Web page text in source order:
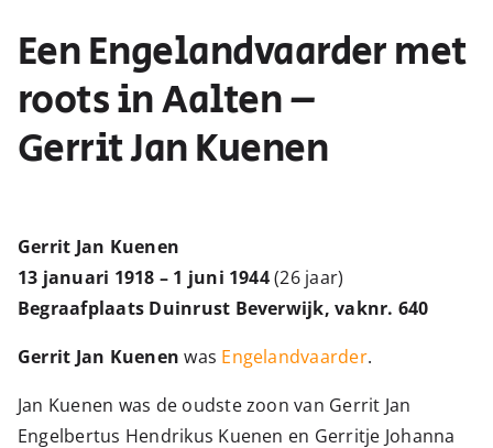
Een Engelandvaarder met
roots in Aalten –
Gerrit Jan Kuenen
Gerrit Jan Kuenen
13 januari 1918 – 1 juni 1944(26 jaar)
Begraafplaats Duinrust Beverwijk, vaknr. 640
Gerrit Jan Kuenen was Engelandvaarder.
Jan Kuenen was de oudste zoon van Gerrit Jan
Engelbertus Hendrikus Kuenen en Gerritje Johanna